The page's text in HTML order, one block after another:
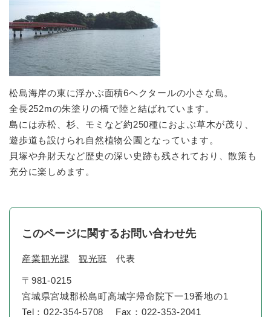
松島海岸の東に浮かぶ面積6ヘクタールの小さな島。
全長252mの朱塗りの橋で陸と結ばれています。
島には赤松、杉、モミなど約250種におよぶ草木が茂り、
遊歩道も設けられ自然植物公園となっています。
貝塚や弁財天など歴史の深い史跡も残されており、散策も
充分に楽しめます。
このページに関するお問い合わせ先
産業観光課 観光班 代表
〒981-0215
宮城県宮城郡松島町高城字帰命院下一19番地の1
Tel：022-354-5708
Fax：022-353-2041